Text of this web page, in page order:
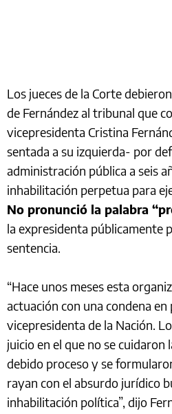
Los jueces de la Corte
de Fernández al tribunal que
vicepresidenta Cristina
sentada a su izquierda- por
administración pública a seis
inhabilitación perpetua para
No pronunció la palabra
la expresidenta públicamente
sentencia.
“Hace unos meses esta
actuación con una condena
vicepresidenta de la Nación.
juicio en el que no se cuidaron
debido proceso y se
rayan con el absurdo jurídico
inhabilitación política”, dijo